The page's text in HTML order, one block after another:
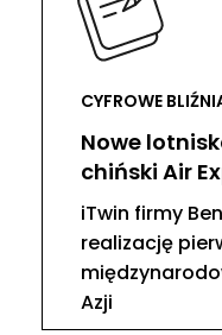
CYFROWE
Nowe
chiński Air
iTwin firmy
realizację
Azji